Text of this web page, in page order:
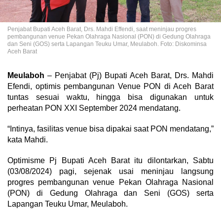
Penjabat Bupati Aceh Barat, Drs. Mahdi Effendi, saat meninjau progres
pembangunan venue Pekan Olahraga Nasional (PON) di Gedung Olahraga
dan Seni (GOS) serta Lapangan Teuku Umar, Meulaboh. Foto: Diskominsa
Aceh Barat
Meulaboh – Penjabat (Pj) Bupati Aceh Barat, Drs. Mahdi
Efendi, optimis pembangunan Venue PON di Aceh Barat
tuntas sesuai waktu, hingga bisa digunakan untuk
perheatan PON XXI September 2024 mendatang.
“Intinya, fasilitas venue bisa dipakai saat PON mendatang,”
kata Mahdi.
Optimisme Pj Bupati Aceh Barat itu dilontarkan, Sabtu
(03/08/2024) pagi, sejenak usai meninjau langsung
progres pembangunan venue Pekan Olahraga Nasional
(PON) di Gedung Olahraga dan Seni (GOS) serta
Lapangan Teuku Umar, Meulaboh.